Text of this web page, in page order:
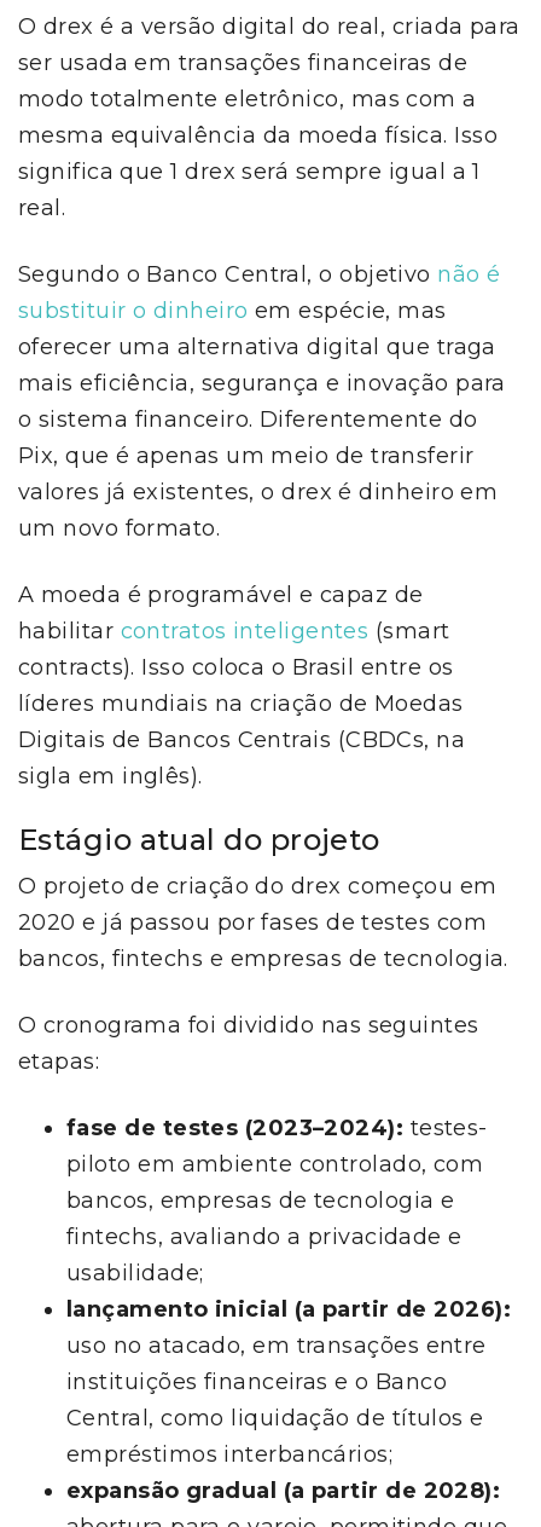
O drex é a versão digital do real, criada para
ser usada em transações financeiras de
modo totalmente eletrônico, mas com a
mesma equivalência da moeda física. Isso
significa que 1 drex será sempre igual a 1
real.
Segundo o Banco Central, o objetivo não é
substituir o dinheiro em espécie, mas
oferecer uma alternativa digital que traga
mais eficiência, segurança e inovação para
o sistema financeiro. Diferentemente do
Pix, que é apenas um meio de transferir
valores já existentes, o drex é dinheiro em
um novo formato.
A moeda é programável e capaz de
habilitar contratos inteligentes (smart
contracts). Isso coloca o Brasil entre os
líderes mundiais na criação de Moedas
Digitais de Bancos Centrais (CBDCs, na
sigla em inglês).
Estágio atual do projeto
O projeto de criação do drex começou em
2020 e já passou por fases de testes com
bancos, fintechs e empresas de tecnologia.
O cronograma foi dividido nas seguintes
etapas:
fase de testes (2023–2024): testes-
piloto em ambiente controlado, com
bancos, empresas de tecnologia e
fintechs, avaliando a privacidade e
usabilidade;
lançamento inicial (a partir de 2026):
uso no atacado, em transações entre
instituições financeiras e o Banco
Central, como liquidação de títulos e
empréstimos interbancários;
expansão gradual (a partir de 2028):